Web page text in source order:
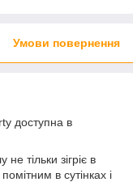
Умови повернення
доступна в
тільки зігріє в
в сутінках і